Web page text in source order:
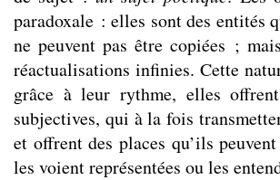
paradoxale : elles sont des entités
ne peuvent pas être copiées ;
réactualisations infinies. Cette
grâce à leur rythme, elles
subjectives, qui à la fois
et offrent des places qu’ils
les voient représentées ou les